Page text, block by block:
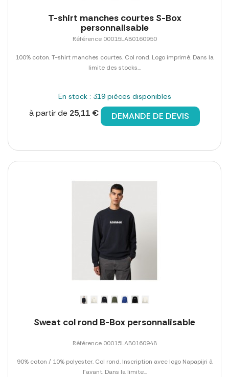
T-shirt manches courtes S-Box
personnalisable
Référence 00015LAB0160950
100% coton. T-shirt manches courtes. Col rond. Logo imprimé. Dans la
limite des stocks...
En stock : 319 pièces disponibles
à partir de 25,11 € DEMANDE DE DEVIS
Sweat col rond B-Box personnalisable
Référence 00015LAB0160948
90% coton / 10% polyester. Col rond. Inscription avec logo Napapijri à
l'avant. Dans la limite...